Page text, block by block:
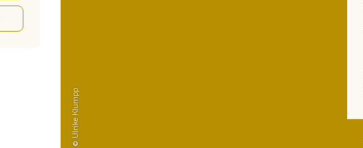
© Ulrike Klumpp